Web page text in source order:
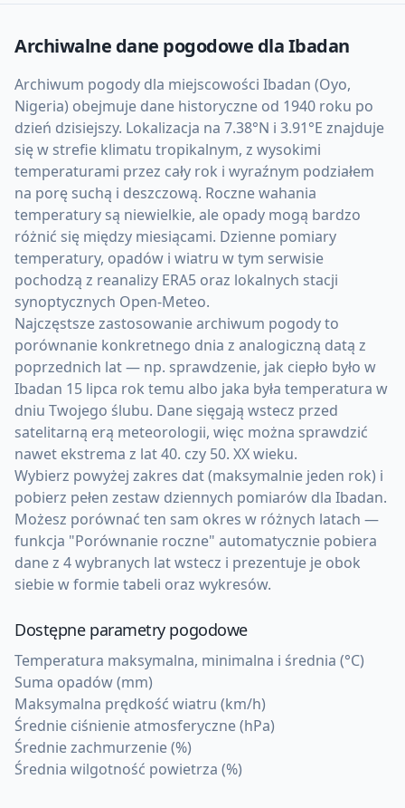
Archiwalne dane pogodowe dlaIbadan
Archiwum pogody dla miejscowości Ibadan (Oyo,
Nigeria) obejmuje dane historyczne od 1940 roku po
dzień dzisiejszy. Lokalizacja na 7.38°N i 3.91°E znajduje
się w strefie klimatu tropikalnym, z wysokimi
temperaturami przez cały rok i wyraźnym podziałem
na porę suchą i deszczową. Roczne wahania
temperatury są niewielkie, ale opady mogą bardzo
różnić się między miesiącami. Dzienne pomiary
temperatury, opadów i wiatru w tym serwisie
pochodzą z reanalizy ERA5 oraz lokalnych stacji
synoptycznych Open-Meteo.
Najczęstsze zastosowanie archiwum pogody to
porównanie konkretnego dnia z analogiczną datą z
poprzednich lat — np. sprawdzenie, jak ciepło było w
Ibadan 15 lipca rok temu albo jaka była temperatura w
dniu Twojego ślubu. Dane sięgają wstecz przed
satelitarną erą meteorologii, więc można sprawdzić
nawet ekstrema z lat 40. czy 50. XX wieku.
Wybierz powyżej zakres dat (maksymalnie jeden rok) i
pobierz pełen zestaw dziennych pomiarów dla Ibadan.
Możesz porównać ten sam okres w różnych latach —
funkcja "Porównanie roczne" automatycznie pobiera
dane z 4 wybranych lat wstecz i prezentuje je obok
siebie w formie tabeli oraz wykresów.
Dostępne parametry pogodowe
Temperatura maksymalna, minimalna i średnia (°C)
Suma opadów (mm)
Maksymalna prędkość wiatru (km/h)
Średnie ciśnienie atmosferyczne (hPa)
Średnie zachmurzenie (%)
Średnia wilgotność powietrza (%)